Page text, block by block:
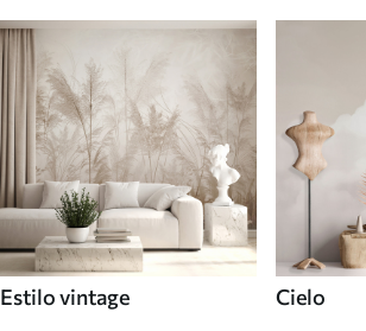
Estilo vintage Cielo